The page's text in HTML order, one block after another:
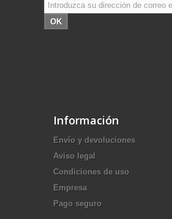
OK
Información
Envío y devoluciones
Aviso legal
Condiciones de uso
Empresa
Pago seguro